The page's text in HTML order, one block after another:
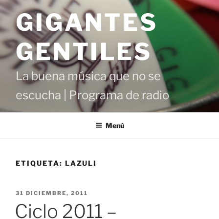
Saltar
contenido
GIGANTES
GENTILES
La buena música que no se
escucha | Programa de radio
Menú
ETIQUETA: LAZULI
PUBLICADO
31 DICIEMBRE, 2011
Ciclo 2011 –